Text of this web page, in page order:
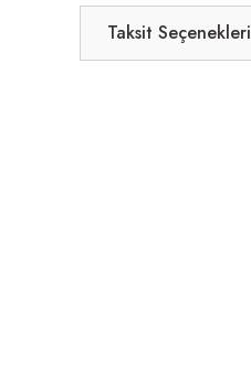
Taksit Seçenekleri